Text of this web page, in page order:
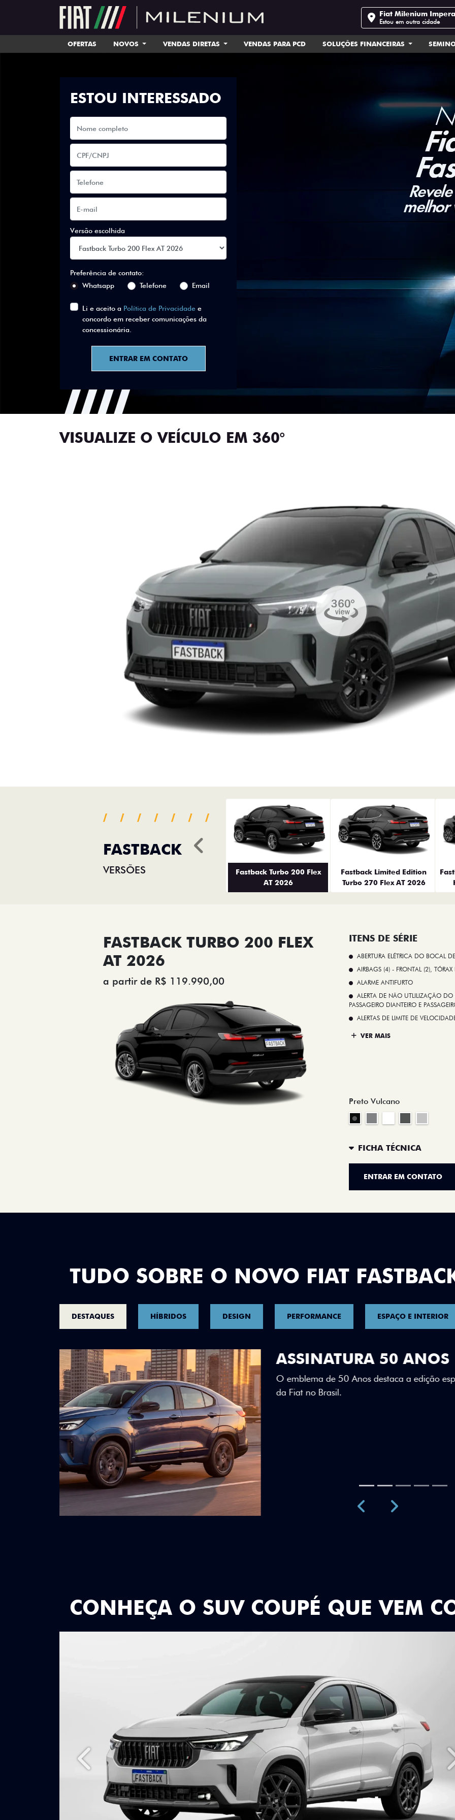
Fiat Milenium
Estou em outra cidade
OFERTAS NOVOS VENDAS DIRETAS VENDAS PARA PCD SOLUÇÕES FINANCEIRAS
ESTOU INTERESSADO
Versão escolhida
Preferência de contato:
Whatsapp
Telefone Email
Li e aceito a Política de Privacidade e
concordo em receber comunicações da
concessionária.
ENTRAR EM CONTATO
VISUALIZE O VEÍCULO EM 360°
FASTBACK
VERSÕES
Fastback Turbo 200 Flex
AT 2026
Fastback Limited Edition
Turbo 270 Flex AT 2026
Anterior
FASTBACK TURBO 200 FLEX
AT 2026
a partir de R$ 119.990,00
ITENS DE SÉRIE
ABERTURA ELÉTRICA DO BOCAL
AIRBAGS (4) - FRONTAL (2),
ALARME ANTIFURTO
ALERTA DE NÃO UTLILIZAÇÃO
PASSAGEIRO DIANTEIRO E
ALERTAS DE LIMITE DE
VER MAIS
Preto Vulcano
FICHA TÉCNICA
ENTRAR EM CONTATO
TUDO SOBRE O NOVO FIAT
DESTAQUES HÍBRIDOS DESIGN PERFORMANCE ESPAÇO E INTERIOR
DESIGN QUE
Teto bicolor, adesivos
PreviousNext
CONHEÇA O SUV COUPÉ QUE VEM
Anterior